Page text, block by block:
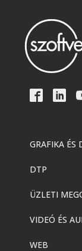
GRAFIKA ÉS
DTP
ÜZLETI
VIDEÓ ÉS
WEB